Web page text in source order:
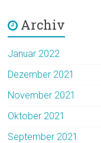
Archiv
Januar 2022
Dezember 2021
November 2021
Oktober 2021
September 2021